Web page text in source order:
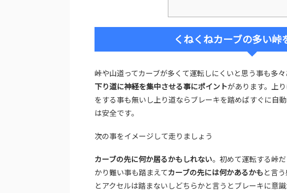
くねくねカーブの多い峠
峠や山道ってカーブが多くて運転しにくいと思う事も多々
下り道に神経を集中させる事にポイントがあります。上
をする事も無いし上り道ならブレーキを踏めばすぐに自
は安全です。
次の事をイメージして走りましょう
カーブの先に何か居るかもしれない。初めて運転する峠
かり難い事も踏まえてカーブの先には何かあるかもと言
とアクセルは踏まないしどちらかと言うとブレーキに意